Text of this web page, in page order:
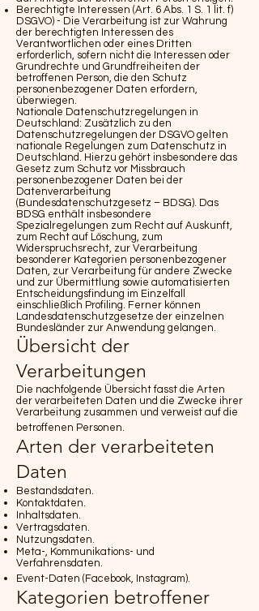
Berechtigte Interessen (Art. 6 Abs. 1 S. 1 lit. f)
DSGVO) - Die Verarbeitung ist zur Wahrung
der berechtigten Interessen des
Verantwortlichen oder eines Dritten
erforderlich, sofern nicht die Interessen oder
Grundrechte und Grundfreiheiten der
betroffenen Person, die den Schutz
personenbezogener Daten erfordern,
überwiegen.
Nationale Datenschutzregelungen in
Deutschland: Zusätzlich zu den
Datenschutzregelungen der DSGVO gelten
nationale Regelungen zum Datenschutz in
Deutschland. Hierzu gehört insbesondere das
Gesetz zum Schutz vor Missbrauch
personenbezogener Daten bei der
Datenverarbeitung
(Bundesdatenschutzgesetz – BDSG). Das
BDSG enthält insbesondere
Spezialregelungen zum Recht auf Auskunft,
zum Recht auf Löschung, zum
Widerspruchsrecht, zur Verarbeitung
besonderer Kategorien personenbezogener
Daten, zur Verarbeitung für andere Zwecke
und zur Übermittlung sowie automatisierten
Entscheidungsfindung im Einzelfall
einschließlich Profiling. Ferner können
Landesdatenschutzgesetze der einzelnen
Bundesländer zur Anwendung gelangen.
Übersicht der
Verarbeitungen
Die nachfolgende Übersicht fasst die Arten
der verarbeiteten Daten und die Zwecke ihrer
Verarbeitung zusammen und verweist auf die
betroffenen Personen.
Arten der verarbeiteten
Daten
Bestandsdaten.
Kontaktdaten.
Inhaltsdaten.
Vertragsdaten.
Nutzungsdaten.
Meta-, Kommunikations- und
Verfahrensdaten.
Event-Daten (Facebook, Instagram).
Kategorien betroffener